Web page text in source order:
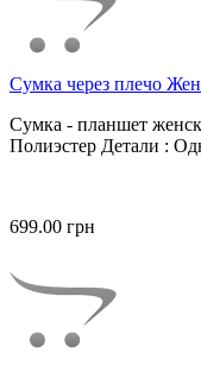
Сумка через плечо
Сумка - планшет
Полиэстер Детали :
699.00 грн